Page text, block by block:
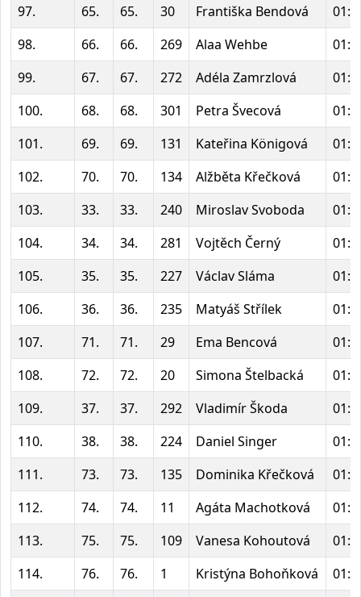
97.
65. 65. 30 Františka Bendová
98.
66. 66. 269 Alaa Wehbe
99.
67. 67. 272 Adéla Zamrzlová
100.
68. 68. 301 Petra Švecová
101.
69. 69. 131 Kateřina Königová
102.
70. 70. 134 Alžběta Křečková
103.
33. 33. 240 Miroslav Svoboda
104.
34. 34. 281 Vojtěch Černý
105.
35. 35. 227 Václav Sláma
106.
36. 36. 235 Matyáš Střílek
107.
71. 71. 29 Ema Bencová
108.
72. 72. 20 Simona Štelbacká
109.
37. 37. 292 Vladimír Škoda
110.
38. 38. 224 Daniel Singer
111.
73. 73. 135 Dominika Křečková
112.
74. 74. 11 Agáta Machotková
113.
75. 75. 109 Vanesa Kohoutová
114.
76. 76. 1 Kristýna Bohoňková